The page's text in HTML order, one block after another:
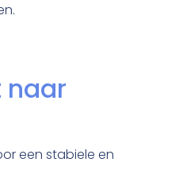
naar
een stabiele en